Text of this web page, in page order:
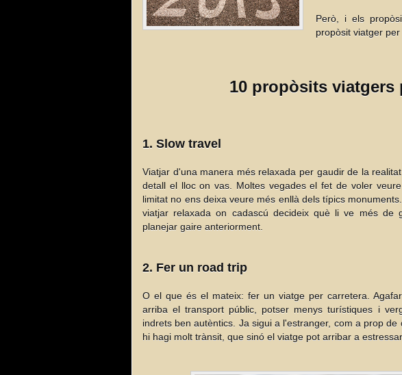
Però, i els
propòsit viatger
10 propòsits viatgers
1. Slow travel
Viatjar d'una manera més relaxada per gaudir de la
detall el lloc on vas. Moltes vegades el fet de voler
limitat no ens deixa veure més enllà dels típics
viatjar relaxada on cadascú decideix què li ve més de
planejar gaire anteriorment.
2. Fer un road trip
O el que és el mateix: fer un viatge per carretera.
arriba el transport públic, potser menys turístiques i
indrets ben autèntics. Ja sigui a l'estranger, com a prop
hi hagi molt trànsit, que sinó el viatge pot arribar a